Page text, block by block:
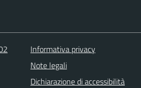
Informativa privacy
Note legali
Dichiarazione di accessibilità